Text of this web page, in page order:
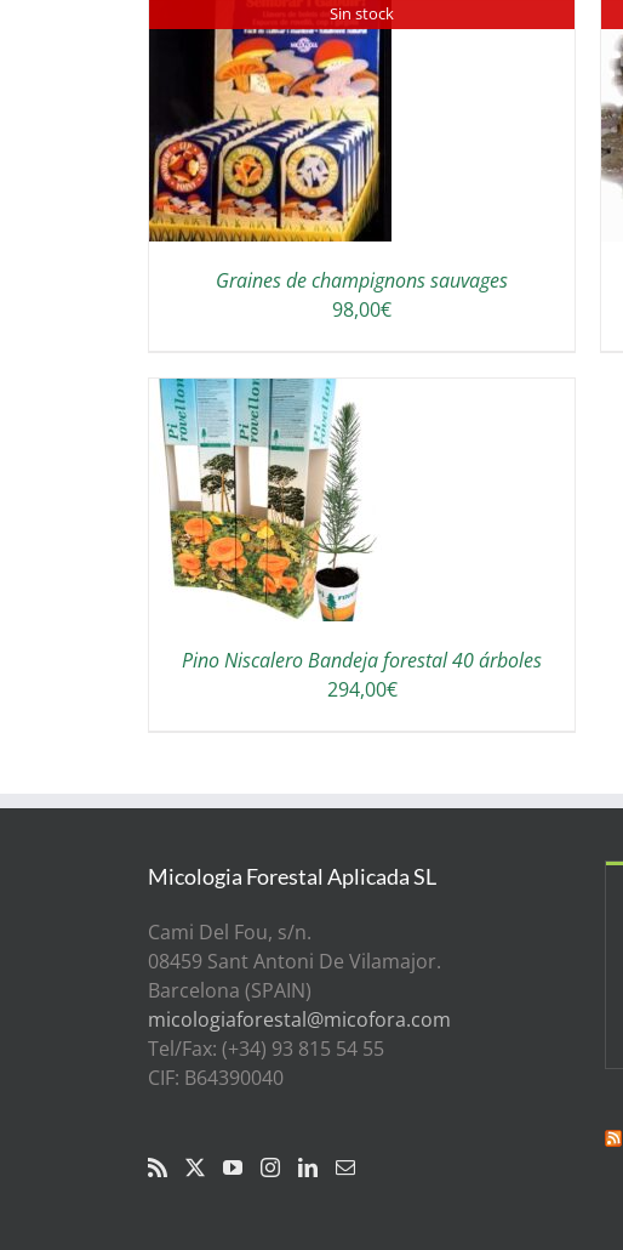
Sin stock
Graines de champignons sauvages
98,00€
Pino Niscalero Bandeja forestal 40 árboles
294,00€
Micologia Forestal Aplicada SL
Cami Del Fou, s/n.
08459 Sant Antoni De Vilamajor.
Barcelona (SPAIN)
micologiaforestal@micofora.com
Tel/Fax: (+34) 93 815 54 55
CIF: B64390040